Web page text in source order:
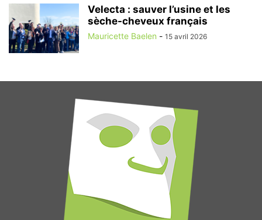
Velecta : sauver l’usine et les
sèche-cheveux français
Mauricette Baelen - 15 avril 2026